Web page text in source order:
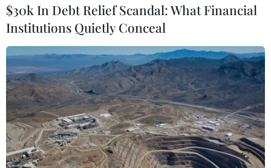
Nghệ An tìm tàu cá và 6 thuyền viên mất
$30k In Debt Relief Scandal: What Financial
Institutions Quietly Conceal